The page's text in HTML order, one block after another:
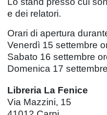
e dei relatori.
Orari di apertura
Venerdì 15 settembre
Sabato 16 settembre
Domenica 17
Libreria La Fenice
Via Mazzini, 15